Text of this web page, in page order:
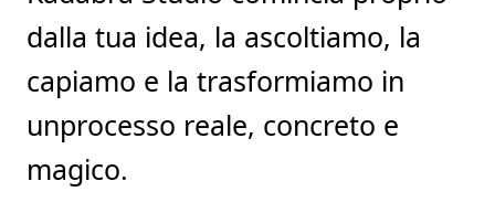
dalla tua idea, la ascoltiamo, la
capiamo e la trasformiamo in
unprocesso reale, concreto e
magico.